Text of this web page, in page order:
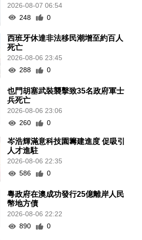
2026-08-07 06:54
248
0
西班牙休達非法移民潮增至約百人
死亡
2026-08-06 23:45
288
0
也門胡塞武裝襲擊致35名政府軍士
兵死亡
2026-08-06 23:06
260
0
岑浩輝滿意科技園籌建進度 促吸引
人才進駐
2026-08-06 22:35
586
0
粵政府在澳成功發行25億離岸人民
幣地方債
2026-08-06 22:22
890
0